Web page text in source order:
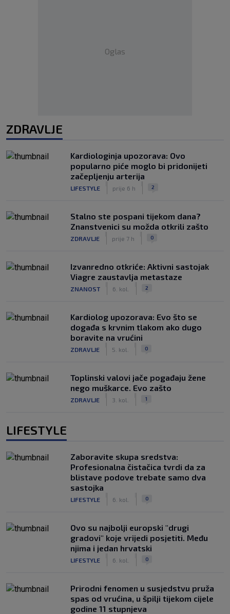
Oglas
ZDRAVLJE
Kardiologinja upozorava: Ovo
popularno piće moglo bi pridonijeti
začepljenju arterija
LIFESTYLE prije 6 h 2
Stalno ste pospani tijekom dana?
Znanstvenici su možda otkrili zašto
ZDRAVLJE prije 7 h 0
Izvanredno otkriće: Aktivni sastojak
Viagre zaustavlja metastaze
ZNANOST 6. kol. 2
Kardiolog upozorava: Evo što se
događa s krvnim tlakom ako dugo
boravite na vrućini
ZDRAVLJE 5. kol. 0
Toplinski valovi jače pogađaju žene
nego muškarce. Evo zašto
ZDRAVLJE 3. kol. 1
LIFESTYLE
Zaboravite skupa sredstva:
Profesionalna čistačica tvrdi da za
blistave podove trebate samo dva
sastojka
LIFESTYLE 6. kol. 0
Ovo su najbolji europski "drugi
gradovi" koje vrijedi posjetiti. Među
njima i jedan hrvatski
LIFESTYLE 6. kol. 0
Prirodni fenomen u susjedstvu pruža
spas od vrućina, u špilji tijekom cijele
godine 11 stupnjeva